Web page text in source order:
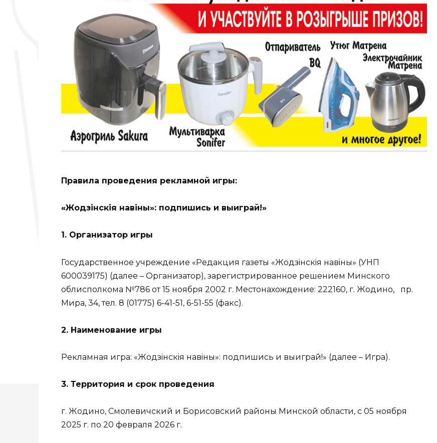
Правила проведения рекламной игры:
«Жодзінскія навіны»: подпишись и выиграй!»
1. Организатор игры
Государственное учреждение «Редакция газеты «Жодзiнскiя навiны» (УНП
600039175) (далее – Организатор), зарегистрированное решением Минского
облисполкома №786 от 15 ноября 2002 г. Местонахождение: 222160, г. Жодино, пр.
Мира, 34, тел. 8 (01775) 6-41-51, 6-51-55 (факс).
2. Наименование игры
Рекламная игра: «Жодзiнскiя навiны»: подпишись и выиграй!» (далее – Игра).
3. Территория и срок проведения
г. Жодино, Смолевичский и Борисовский районы Минской области, с 05 ноября
2025 г. по 20 февраля 2026 г.